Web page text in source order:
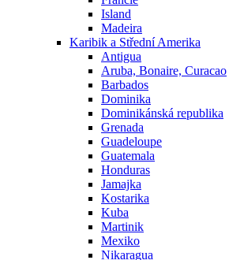
Island
Madeira
Karibik a Střední Amerika
Antigua
Aruba, Bonaire, Curacao
Barbados
Dominika
Dominikánská republika
Grenada
Guadeloupe
Guatemala
Honduras
Jamajka
Kostarika
Kuba
Martinik
Mexiko
Nikaragua